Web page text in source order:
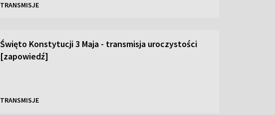
TRANSMISJE
Święto Konstytucji 3 Maja - transmisja uroczystości
[zapowiedź]
TRANSMISJE